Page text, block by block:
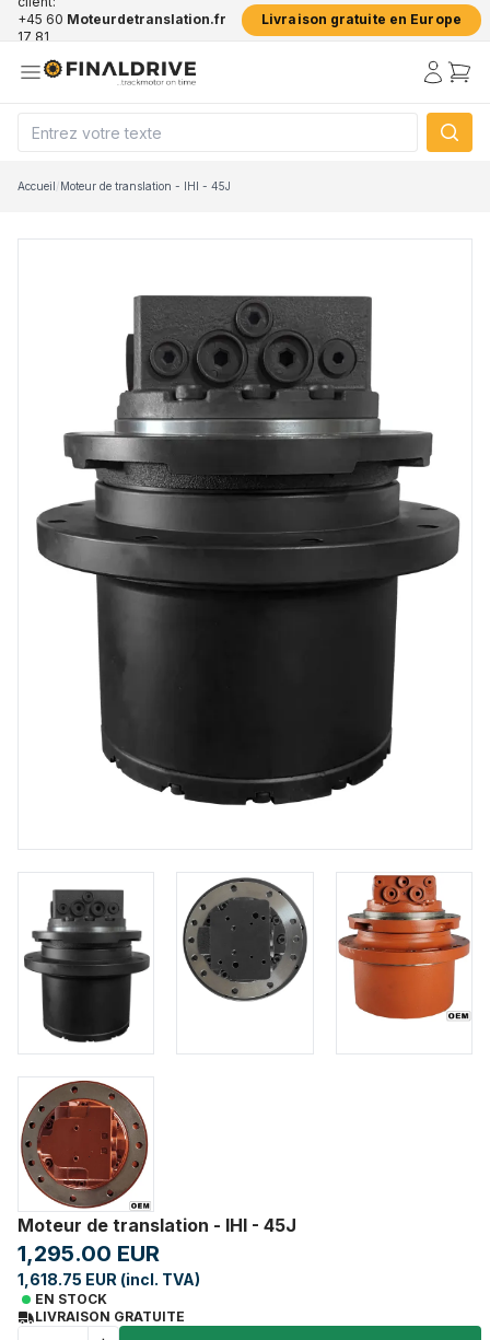
+45 60
17 81
Moteurdetranslation.fr Livraison gratuite en Europe
Accueil/Moteur de translation - IHI - 45J
Moteur de translation - IHI - 45J
1,295.00 EUR
1,618.75 EUR (incl. TVA)
EN STOCK
LIVRAISON GRATUITE